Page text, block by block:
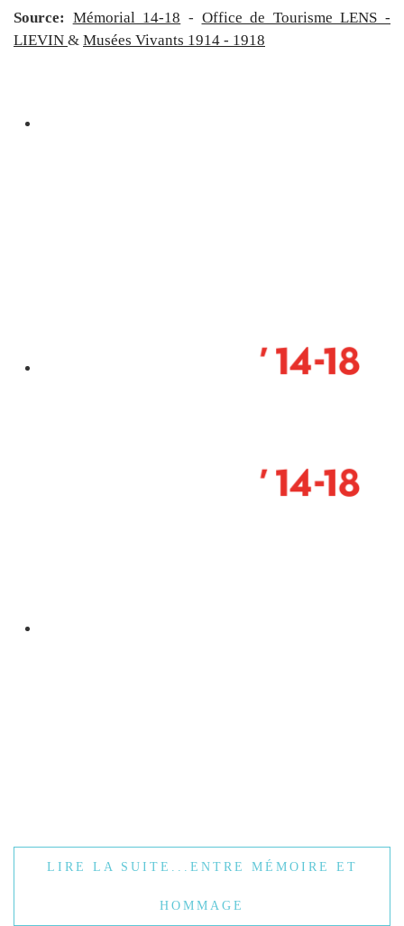
Source: Mémorial 14-18 - Office de Tourisme LENS -
LIEVIN & Musées Vivants 1914 - 1918
LIRE LA SUITE...ENTRE MÉMOIRE ET
HOMMAGE